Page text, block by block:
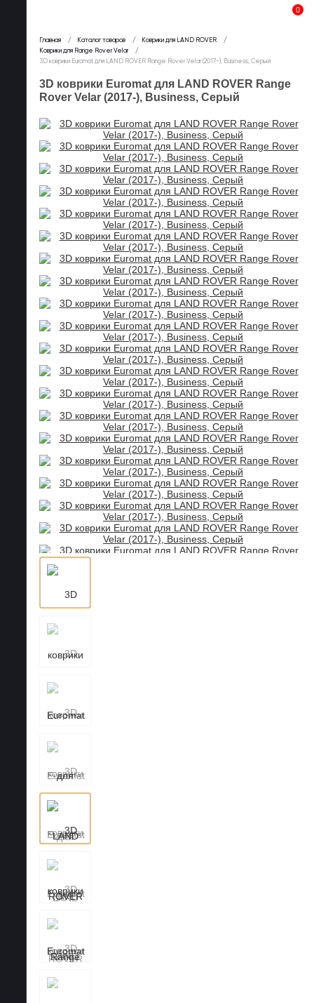
0
Главная Каталог товаров
Коврики для LAND ROVER
Коврики для Range Rover Velar
3D коврики Euromat для LAND ROVER Range Rover Velar (2017-), Business, Серый
3D коврики Euromat для LAND ROVER Range
Rover Velar (2017-), Business, Серый